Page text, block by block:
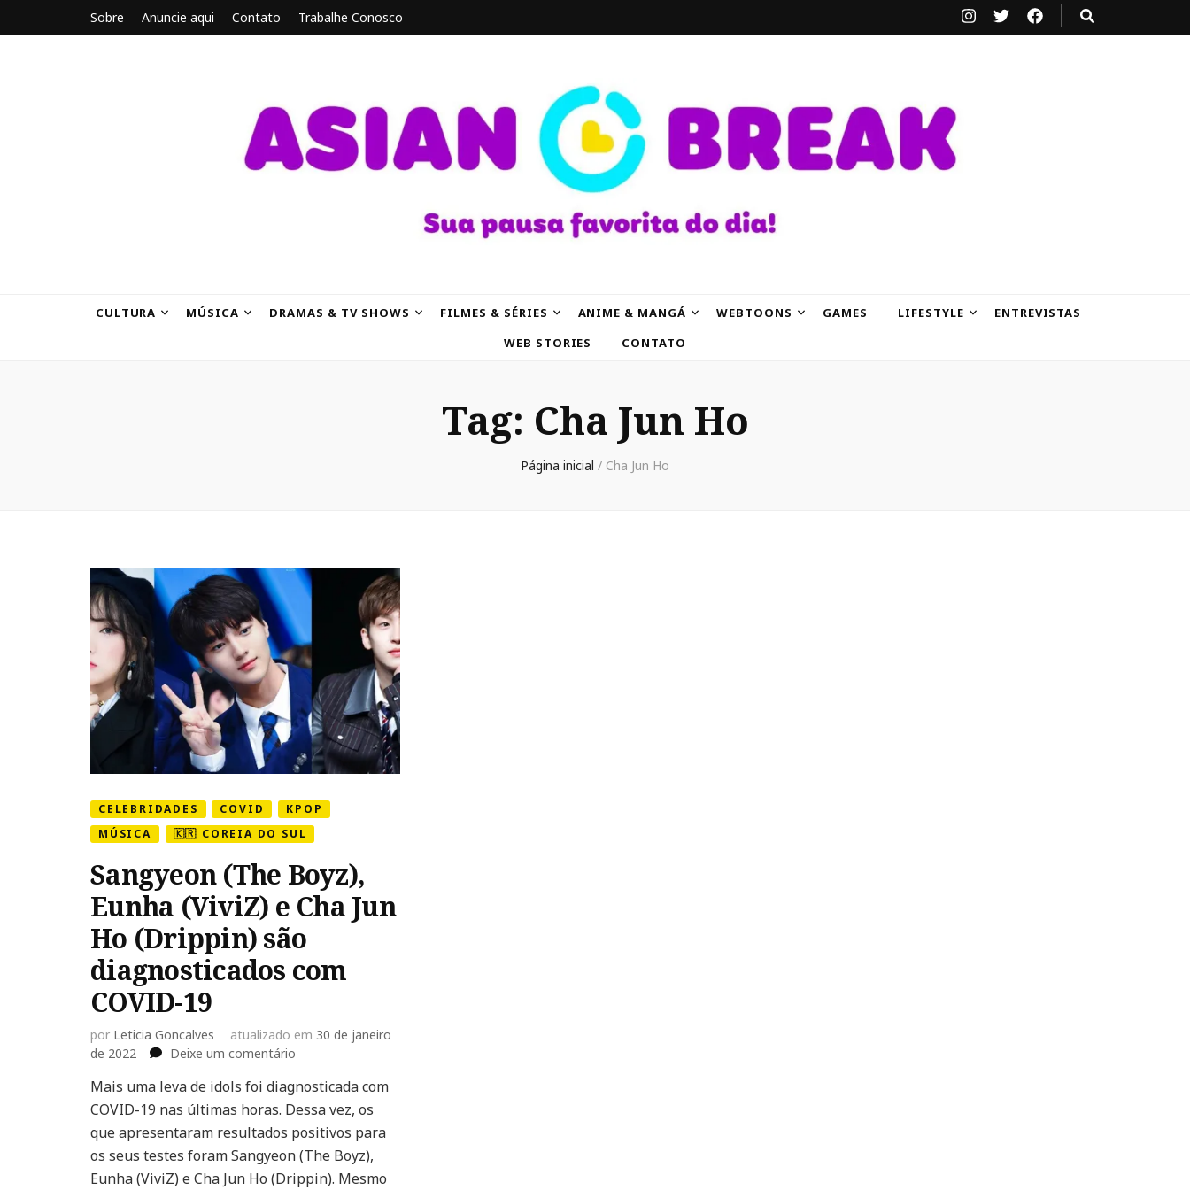
Sobre Anuncie aqui Contato Trabalhe Conosco
CULTURA MÚSICA DRAMAS & TV SHOWS FILMES & SÉRIES ANIME & MANGÁ WEBTOONS GAMES LIFESTYLE
ENTREVISTAS
WEB STORIES
CONTATO
Tag: Cha Jun Ho
Página inicial / Cha Jun Ho
CELEBRIDADES COVID
KPOP
MÚSICA
🇰🇷 COREIA DO SUL
Sangyeon (The Boyz),
Eunha (ViviZ) e Cha Jun
Ho (Drippin) são
diagnosticados com
COVID-19
por Leticia Goncalves atualizado em 30 de janeiro
de 2022
Deixe um comentário
(The
Boyz),
Eunha
e
Cha
Mais uma leva de idols foi diagnosticada com
COVID-19 nas últimas horas. Dessa vez, os
que apresentaram resultados positivos para
os seus testes foram Sangyeon (The Boyz),
Eunha (ViviZ) e Cha Jun Ho (Drippin). Mesmo